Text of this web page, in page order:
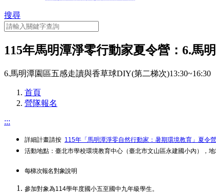
搜尋
115年馬明潭淨零行動家夏令營：6.馬
6.馬明潭園區五感走讀與香草球DIY(第二梯次)13:30~16:30
首頁
營隊報名
:::
詳細計畫請按 115年「馬明潭淨零自然行動家：暑期環境教育」夏令
活動地點：臺北市學校環境教育中心（臺北市文山區永建國小內），
每梯次報名對象說明
參加對象為114學年度國小五至國中九年級學生。